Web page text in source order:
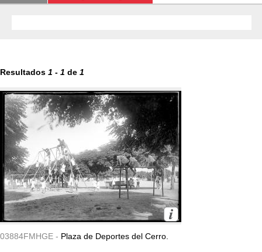
Resultados 1 - 1 de 1
03884FMHGE - Plaza de Deportes del Cerro.